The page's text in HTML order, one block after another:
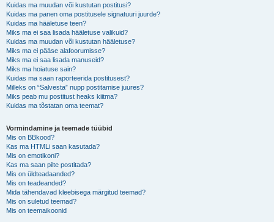
Kuidas ma muudan või kustutan postitusi?
Kuidas ma panen oma postitusele signatuuri juurde?
Kuidas ma hääletuse teen?
Miks ma ei saa lisada hääletuse valikuid?
Kuidas ma muudan või kustutan hääletuse?
Miks ma ei pääse alafoorumisse?
Miks ma ei saa lisada manuseid?
Miks ma hoiatuse sain?
Kuidas ma saan raporteerida postitusest?
Milleks on “Salvesta” nupp postitamise juures?
Miks peab mu postitust heaks kiitma?
Kuidas ma tõstatan oma teemat?
Vormindamine ja teemade tüübid
Mis on BBkood?
Kas ma HTMLi saan kasutada?
Mis on emotikoni?
Kas ma saan pilte postitada?
Mis on üldteadaanded?
Mis on teadeanded?
Mida tähendavad kleebisega märgitud teemad?
Mis on suletud teemad?
Mis on teemaikoonid